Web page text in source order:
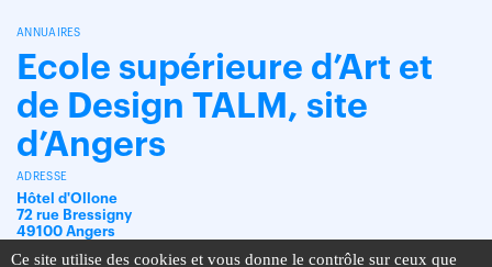
ANNUAIRES
Ecole supérieure d’Art et
de Design TALM, site
d’Angers
ADRESSE
Hôtel d'Ollone
72 rue Bressigny
49100 Angers
Ce site utilise des cookies et vous donne le contrôle sur ceux que